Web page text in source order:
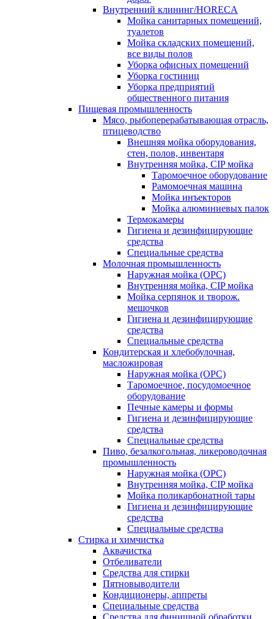
Внутренний клининг/HORECA
Мойка санитарных помещений,
туалетов
Мойка складских помещений,
все виды полов
Уборка офисных помещений
Уборка гостиниц
Уборка предприятий
общественного питания
Пищевая промышленность
Мясо, рыбоперерабатывающая отрасль,
птицеводство
Внешняя мойка оборудования,
стен, полов, инвентаря
Внутренняя мойка, CIP мойка
Таромоечное оборудование
Рамомоечная машина
Мойка инъекторов
Мойка алюминиевых палок
Термокамеры
Гигиена и дезинфицирующие
средства
Специальные средства
Молочная промышленность
Наружная мойка (ОРС)
Внутренняя мойка, CIP мойка
Мойка серпянок и творож.
мешочков
Гигиена и дезинфицирующие
средства
Специальные средства
Кондитерская и хлебобулочная,
масложировая
Наружная мойка (ОРС)
Таромоечное, посудомоечное
оборудование
Печные камеры и формы
Гигиена и дезинфицирующие
средства
Специальные средства
Пиво, безалкогольная, ликероводочная
промышленность
Наружная мойка (ОРС)
Внутренняя мойка, CIP мойка
Мойка поликарбонатной тары
Гигиена и дезинфицирующие
средства
Специальные средства
Стирка и химчистка
Аквачистка
Отбеливатели
Средства для стирки
Пятновыводители
Кондиционеры, аппреты
Специальные средства
Средства для финишной обработки